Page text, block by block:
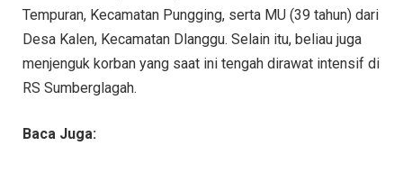
Tempuran, Kecamatan Pungging, serta MU (39 tahun) dari
Desa Kalen, Kecamatan Dlanggu. Selain itu, beliau juga
menjenguk korban yang saat ini tengah dirawat intensif di
RS Sumberglagah.
Baca Juga: